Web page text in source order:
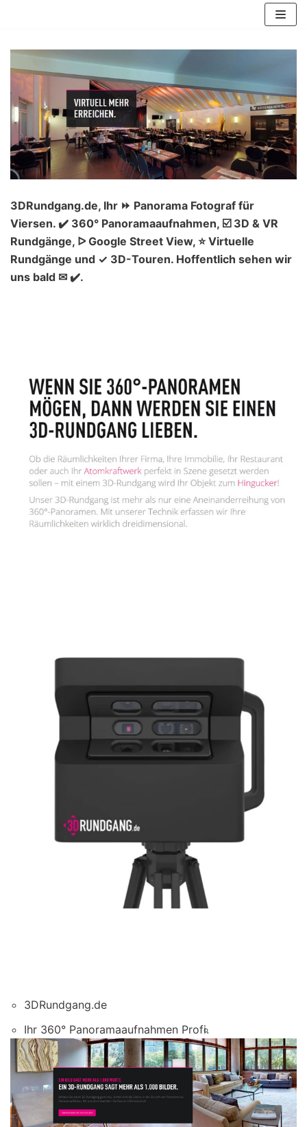
Inhalt
springen
3DRundgang.de, Ihr ⏩ Panorama Fotograf für
Viersen. ✔️ 360° Panoramaaufnahmen, ☑️ 3D & VR
Rundgänge, ᐅ Google Street View, ⭐ Virtuelle
Rundgänge und ✓ 3D-Touren. Hoffentlich sehen wir
uns bald ✉ ✔️.
3DRundgang.de
Ihr 360° Panoramaaufnahmen Profi.